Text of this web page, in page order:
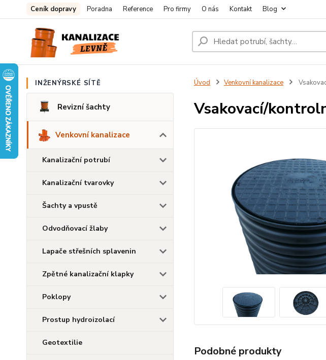
Ceník dopravy Poradna Reference Pro firmy O nás Kontakt Blog
INŽENÝRSKÉ SÍTĚ
Revizní šachty
Venkovní kanalizace
Kanalizační potrubí
Kanalizační tvarovky
Šachty a vpustě
Odvodňovací žlaby
Lapače střešních splavenin
Zpětné kanalizační klapky
Poklopy
Prostup hydroizolací
Geotextilie
Úvod Venkovní kanalizace
Vsakovací/
Podobné produkty